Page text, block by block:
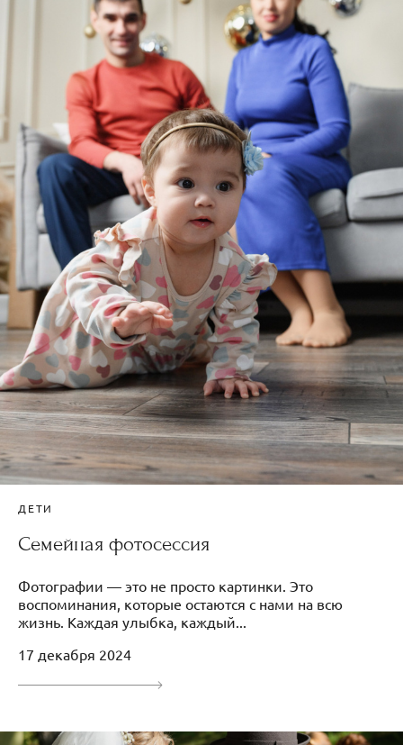
ДЕТИ
Семейная фотосессия
Фотографии — это не просто картинки. Это
воспоминания, которые остаются с нами на всю
жизнь. Каждая улыбка, каждый...
17 декабря 2024